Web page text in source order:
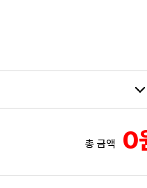
총 금액 0